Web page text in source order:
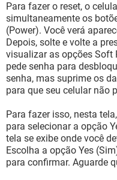
Para fazer o reset, o
simultaneamente os
(Power). Você verá
Depois, solte e volte a
visualizar as opções Soft
pede senha para
senha, mas suprime os
para que seu celular não
Para fazer isso, nesta
para selecionar a opção
tela se exibe onde você
Escolha a opção Yes
para confirmar. Aguarde